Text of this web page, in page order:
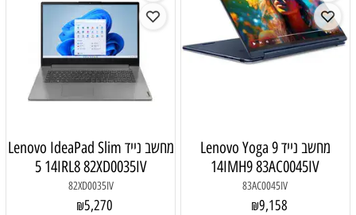
מחשב נייד Lenovo Yoga 9
14IMH9 83AC0045IV
83AC0045IV
₪9,158
מחשב נייד Lenovo IdeaPad Slim
5 14IRL8 82XD0035IV
82XD0035IV
₪5,270